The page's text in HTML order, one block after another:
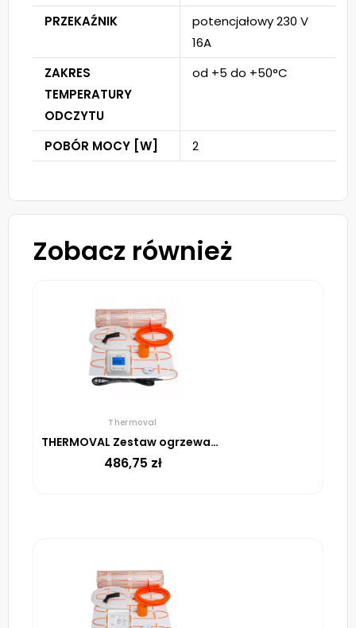
PRZEKAŹNIK
potencjałowy 230 V
16A
ZAKRES
TEMPERATURY
ODCZYTU
od +5 do +50°C
POBÓR MOCY [W] 2
Zobacz również
Thermoval
THERMOVAL Zestaw ogrzewania podłogowego – mata TV TO 1,5m² 170W/m² regulator TVT 04 ED biały
486,75 zł